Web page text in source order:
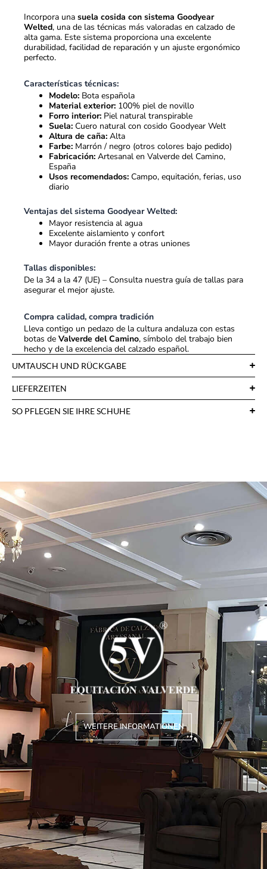
Incorpora una suela cosida con sistema Goodyear
Welted, una de las técnicas más valoradas en calzado de
alta gama. Este sistema proporciona una excelente
durabilidad, facilidad de reparación y un ajuste ergonómico
perfecto.
Características técnicas:
Modelo: Bota española
Material exterior: 100% piel de novillo
Forro interior: Piel natural transpirable
Suela: Cuero natural con cosido Goodyear Welt
Altura de caña: Alta
Farbe: Marrón / negro (otros colores bajo pedido)
Fabricación: Artesanal en Valverde del Camino,
España
Usos recomendados: Campo, equitación, ferias, uso
diario
Ventajas del sistema Goodyear Welted:
Mayor resistencia al agua
Excelente aislamiento y confort
Mayor duración frente a otras uniones
Tallas disponibles:
De la 34 a la 47 (UE) – Consulta nuestra guía de tallas para
asegurar el mejor ajuste.
Compra calidad, compra tradición
Lleva contigo un pedazo de la cultura andaluza con estas
botas de Valverde del Camino, símbolo del trabajo bien
hecho y de la excelencia del calzado español.
UMTAUSCH UND RÜCKGABE
LIEFERZEITEN
SO PFLEGEN SIE IHRE SCHUHE
WEITERE INFORMATIONEN